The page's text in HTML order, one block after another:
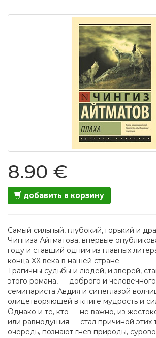
8.90 €
добавить в корзину
Самый сильный, глубокий, горький и
Чингиза Айтматова, впервые
году и ставший одним из главных
конца ХХ века в нашей стране.
Трагичны судьбы и людей, и зверей,
этого романа, — доброго и
семинариста Авдия и синеглазой
олицетворяющей в книге мудрость и
Однако и те, кто — не важно, из
или равнодушия — стал причиной этих
очередь, познают гнев природы,